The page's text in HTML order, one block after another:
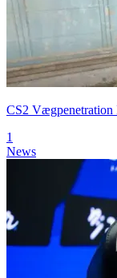
CS2 Vægpenetration
1
News